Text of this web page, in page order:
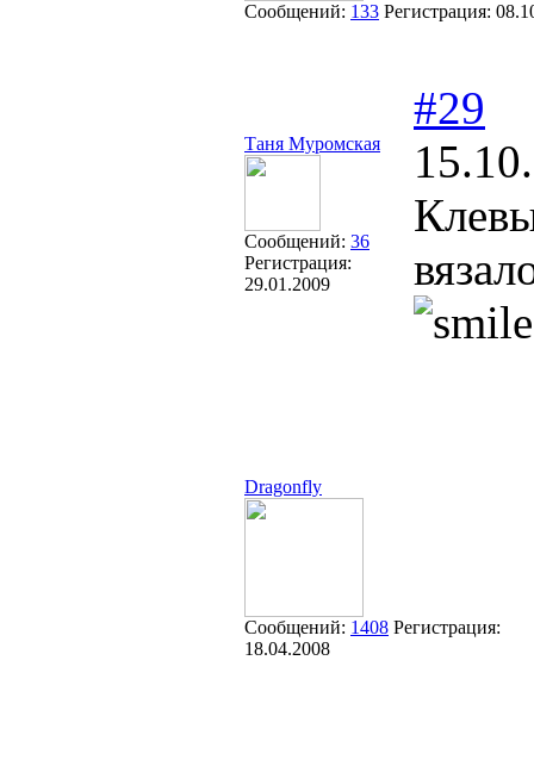
Сообщений: 133 Регистрация:
Таня Муромская
Сообщений: 36
Регистрация:
29.01.2009
#29
Dragonfly
Сообщений: 1408 Регистрация:
18.04.2008